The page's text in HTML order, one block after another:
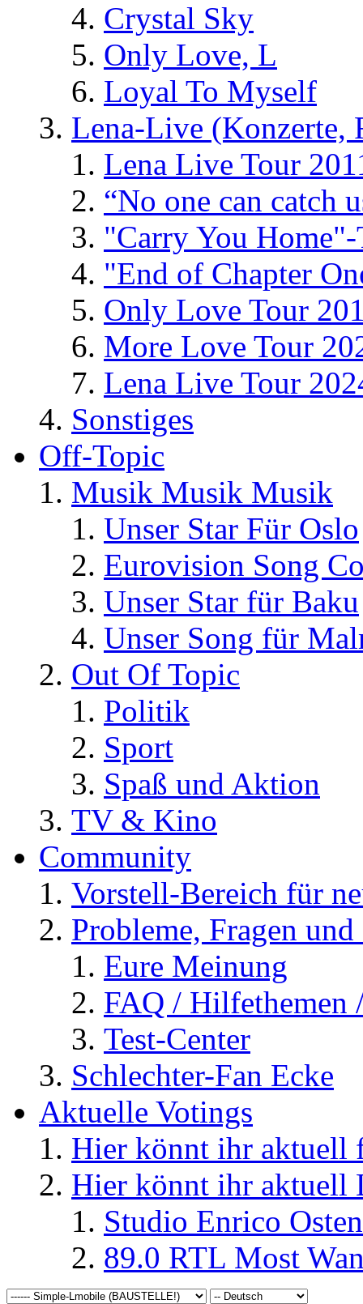
Crystal Sky
Only Love, L
Loyal To Myself
Lena-Live (Konzerte,
Lena Live Tour
“No one can catch
"Carry You
"End of Chapter
Only Love Tour
More Love Tour
Lena Live Tour
Sonstiges
Off-Topic
Musik Musik Musik
Unser Star Für Oslo
Eurovision Song
Unser Star für Baku
Unser Song für
Out Of Topic
Politik
Sport
Spaß und Aktion
TV & Kino
Community
Vorstell-Bereich für
Probleme, Fragen
Eure Meinung
FAQ / Hilfethemen
Test-Center
Schlechter-Fan Ecke
Aktuelle Votings
Hier könnt ihr aktuell
Hier könnt ihr aktuell
Studio Enrico
89.0 RTL Most